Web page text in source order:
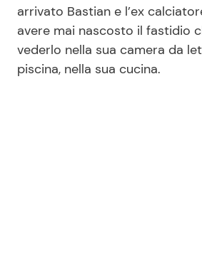
arrivato Bastian e l’ex
avere mai nascosto il fastidio
vederlo nella sua camera da
piscina, nella sua cucina.